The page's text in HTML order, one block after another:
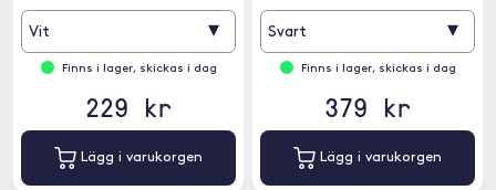
Vit ▾
Finns i lager, skickas i dag
229 kr
Lägg i varukorgen
Svart ▾
Finns i lager, skickas i dag
379 kr
Lägg i varukorgen